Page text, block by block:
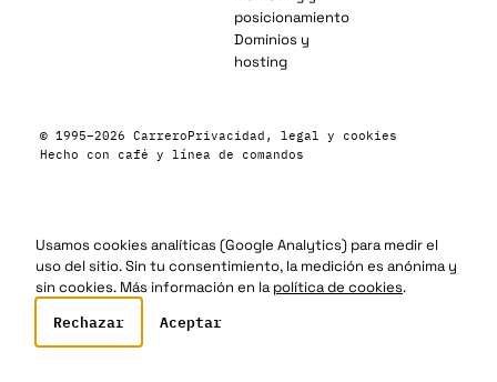
posicionamiento
Dominios y
hosting
© 1995–2026 CarreroPrivacidad, legal y cookies
Hecho con café y línea de comandos
Usamos cookies analíticas (Google Analytics) para medir el
uso del sitio. Sin tu consentimiento, la medición es anónima y
sin cookies. Más información en lapolítica de cookies.
Rechazar Aceptar